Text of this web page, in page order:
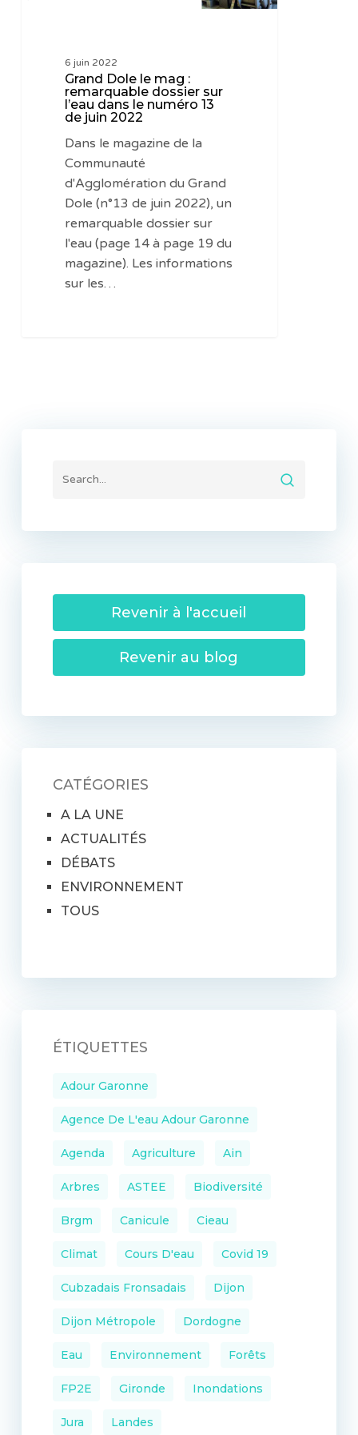
numéro6 juin 2022
Grand Dole le mag :
remarquable dossier sur
l’eau dans le numéro 13
de juin 2022
Dans le magazine de la
Communauté
d'Agglomération du Grand
Dole (n°13 de juin 2022), un
remarquable dossier sur
l'eau (page 14 à page 19 du
magazine). Les informations
sur les…
Revenir à l'accueil
Revenir au blog
CATÉGORIES
A LA UNE
ACTUALITÉS
DÉBATS
ENVIRONNEMENT
TOUS
ÉTIQUETTES
Adour Garonne
Agence De L'eau Adour Garonne
Agenda Agriculture Ain
Arbres ASTEE Biodiversité
Brgm Canicule Cieau
Climat Cours D'eau Covid 19
Cubzadais Fronsadais Dijon
Dijon Métropole Dordogne
Eau Environnement Forêts
FP2E Gironde Inondations
Jura Landes